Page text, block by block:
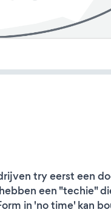
try eerst een
een "techie"
in 'no time' kan